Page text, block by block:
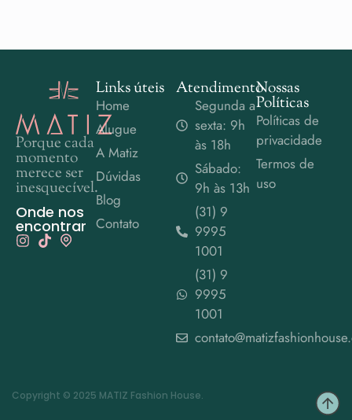
Porque cada
momento
merece ser
inesquecível.
Onde nos
encontrar
Links úteis
Home
Alugue
A Matiz
Dúvidas
Blog
Contato
Atendimento
Segunda a
sexta: 9h
às 18h
Sábado:
9h às 13h
(31) 9
9995
1001
(31) 9
9995
1001
Nossas
Políticas
Políticas de
privacidade
Termos de
uso
Copyright © 2025 MATIZ Fashion House.